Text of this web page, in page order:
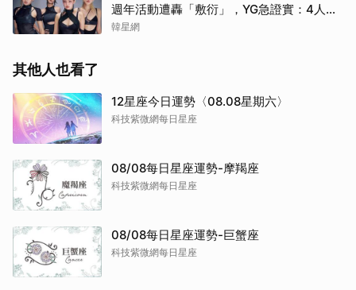
週年活動遭轟「敷衍」，YG急證實：4人確
定完全體出席
韓星網
其他人也看了
12星座今日運勢〈08.08星期六〉
科技紫微網每日星座
08/08每日星座運勢-摩羯座
科技紫微網每日星座
08/08每日星座運勢-巨蟹座
科技紫微網每日星座